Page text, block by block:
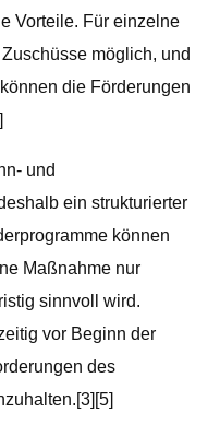
Vorteile. Für einzelne
möglich, und
die Förderungen
und
ein strukturierter
können
Maßnahme nur
sinnvoll wird.
vor Beginn der
des